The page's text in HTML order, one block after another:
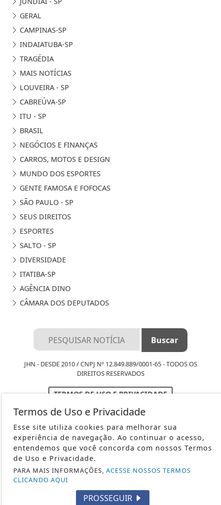
GERAL
CAMPINAS-SP
INDAIATUBA-SP
TRAGÉDIA
MAIS NOTÍCIAS
LOUVEIRA - SP
CABREÚVA-SP
ITU - SP
BRASIL
NEGÓCIOS E FINANÇAS
CARROS, MOTOS E DESIGN
MUNDO DOS ESPORTES
GENTE FAMOSA E FOFOCAS
SÃO PAULO - SP
SEUS DIREITOS
ESPORTES
SALTO - SP
DIVERSIDADE
ITATIBA-SP
AGÊNCIA DINO
CÂMARA DOS DEPUTADOS
JHN - DESDE 2010 / CNPJ Nº 12.849.889/0001-65 - TODOS OS
DIREITOS RESERVADOS
TERMOS DE USO E PRIVACIDADE
SOBRE
FAQ
Termos de Uso e Privacidade
Esse site utiliza cookies para melhorar sua
experiência de navegação. Ao continuar o acesso,
entendemos que você concorda com nossos Termos
de Uso e Privacidade.
PARA MAIS INFORMAÇÕES, ACESSE NOSSOS TERMOS
CLICANDO AQUI
PROSSEGUIR